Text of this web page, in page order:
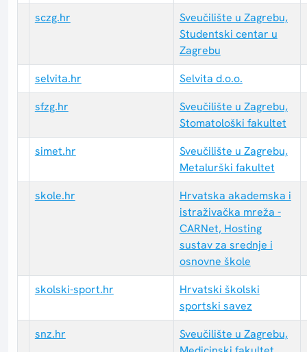
sczg.hr
Sveučilište u Zagrebu,
Studentski centar u
Zagrebu
selvita.hr
Selvita d.o.o.
sfzg.hr
Sveučilište u Zagrebu,
Stomatološki fakultet
simet.hr
Sveučilište u Zagrebu,
Metalurški fakultet
skole.hr
Hrvatska akademska i
istraživačka mreža -
CARNet, Hosting
sustav za srednje i
osnovne škole
skolski-sport.hr
Hrvatski školski
sportski savez
snz.hr
Sveučilište u Zagrebu,